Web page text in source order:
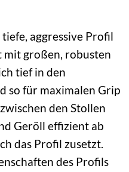
tiefe, aggressive Profil
mit großen, robusten
tief in den
so für maximalen Grip
den Stollen
Geröll effizient ab
das Profil zusetzt.
des Profils